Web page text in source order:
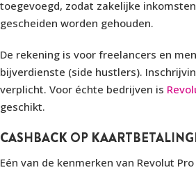
toegevoegd, zodat zakelijke
gescheiden worden gehouden.
De rekening is voor freelancers en
bijverdienste (side hustlers).
verplicht. Voor échte bedrijven is
geschikt.
CASHBACK OP
Eén van de kenmerken van Revolut